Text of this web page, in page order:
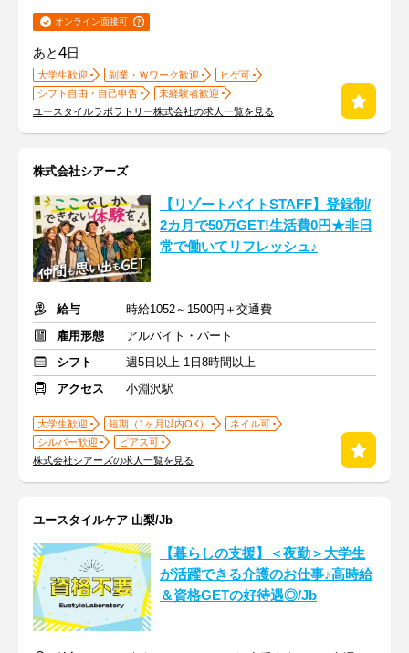
オンライン面接可
あと4日
大学生歓迎 副業・Ｗワーク歓迎
ヒゲ可
シフト自由・自己申告
未経験者歓迎
ユースタイルラボラトリー株式会社の求人一覧を見る
株式会社シアーズ
【リゾートバイトSTAFF】登録制/
2カ月で50万GET!生活費0円★非日
常で働いてリフレッシュ♪
給与
時給1052～1500円＋交通費
雇用形態
アルバイト・パート
シフト
週5日以上 1日8時間以上
アクセス
小淵沢駅
大学生歓迎 短期（1ヶ月以内OK）
ネイル可
シルバー歓迎
ピアス可
株式会社シアーズの求人一覧を見る
ユースタイルケア 山梨/Jb
【暮らしの支援】＜夜勤＞大学生
が活躍できる介護のお仕事♪高時給
＆資格GETの好待遇◎/Jb